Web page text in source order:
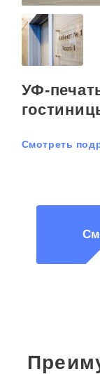
УФ-
Смотреть